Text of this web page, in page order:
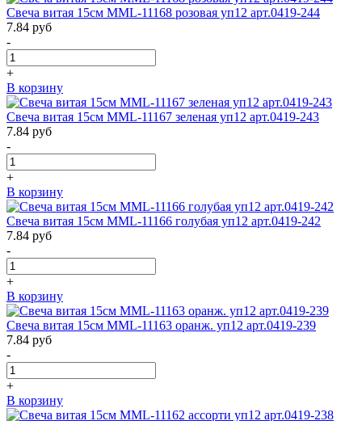
Свеча витая 15см MML-11168 розовая уп12 арт.0419-244
7.84 руб
-
+
В корзину
Свеча витая 15см MML-11167 зеленая уп12 арт.0419-243
7.84 руб
-
+
В корзину
Свеча витая 15см MML-11166 голубая уп12 арт.0419-242
7.84 руб
-
+
В корзину
Свеча витая 15см MML-11163 оранж. уп12 арт.0419-239
7.84 руб
-
+
В корзину